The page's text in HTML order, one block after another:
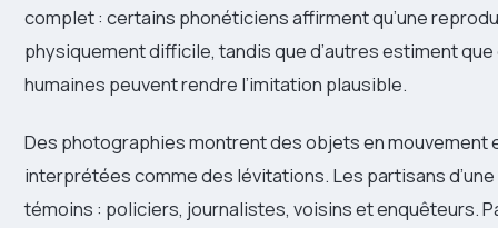
complet : certains phonéticiens affirment qu’une
physiquement difficile, tandis que d’autres estiment
humaines peuvent rendre l’imitation plausible.
Des photographies montrent des objets en
interprétées comme des lévitations. Les partisans
témoins : policiers, journalistes, voisins et enquêteurs.